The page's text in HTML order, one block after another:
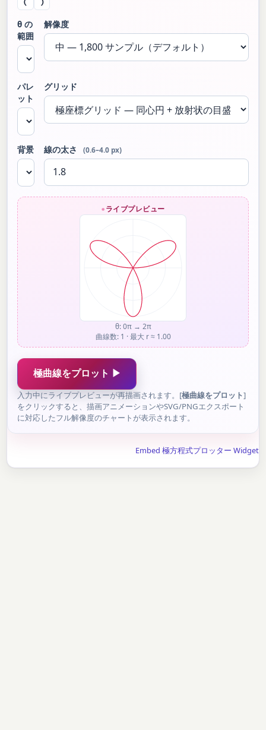
(
)
θ の
範囲
解像度
パレ
ット
グリッド
背景 線の太さ (0.6–4.0 px)
ライブプレビュー
θ: 0π → 2π
曲線数: 1 · 最大 r ≈ 1.00
極曲線をプロット ▶
入力中にライブプレビューが再描画されます。[極曲線をプロット]
をクリックすると、描画アニメーションやSVG/PNGエクスポート
に対応したフル解像度のチャートが表示されます。
Embed 極方程式プロッター Widget